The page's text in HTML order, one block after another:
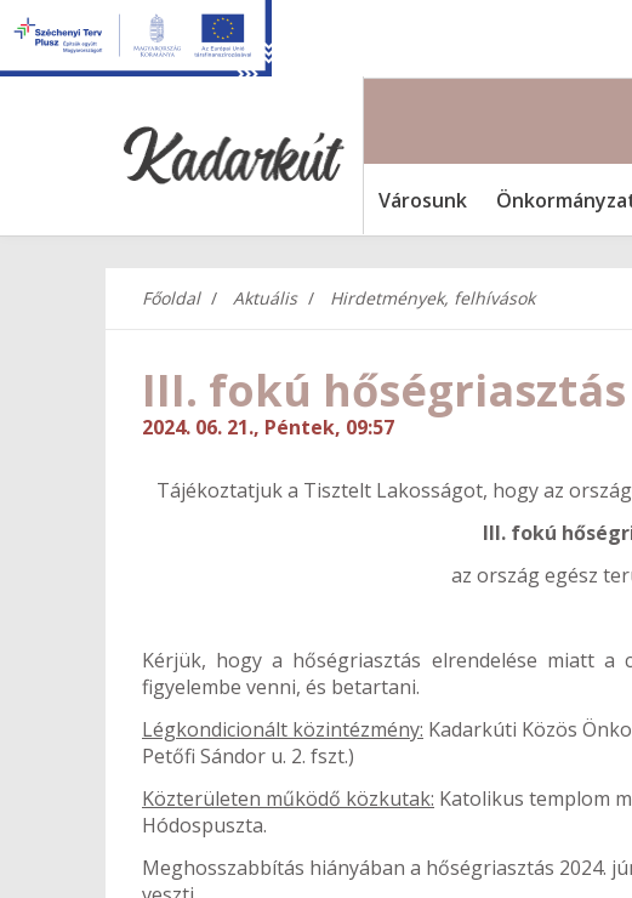
Városunk
Főoldal Aktuális Hirdetmények, felhívások
III. fokú hőségriasztás
2024. 06. 21., Péntek, 09:57
Tájékoztatjuk a Tisztelt Lakosságot, hogy az
III. fokú
az ország egész
Kérjük, hogy a hőségriasztás elrendelése miatt a
figyelembe venni, és betartani.
Légkondicionált közintézmény: Kadarkúti Közös
Petőfi Sándor u. 2. fszt.)
Közterületen működő közkutak: Katolikus templom
Hódospuszta.
Meghosszabbítás hiányában a hőségriasztás 2024.